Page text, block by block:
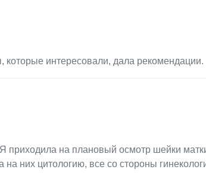
которые интересовали, дала рекомендации.
приходила на плановый осмотр шейки
них цитологию, все со стороны